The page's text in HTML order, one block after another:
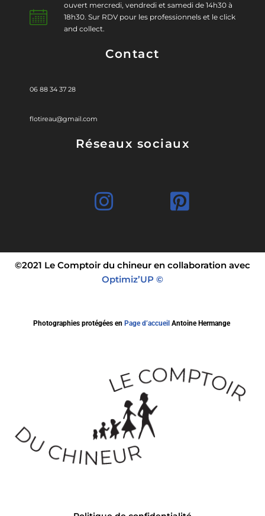
ouvert mercredi, vendredi et samedi de 14h30 à
18h30. Sur RDV pour les professionnels et le click
and collect.
Contact
06 88 34 37 28
flotireau@gmail.com
Réseaux sociaux
©2021 Le Comptoir du chineur en collaboration avec
Optimiz’UP ©
Photographies protégées en Page d’accueil Antoine Hermange